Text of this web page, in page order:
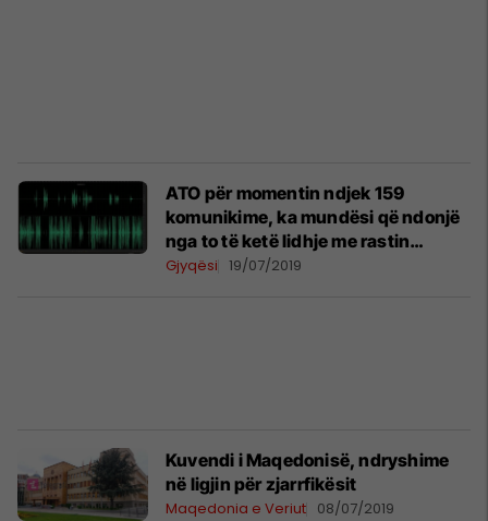
ATO për momentin ndjek 159
komunikime, ka mundësi që ndonjë
nga to të ketë lidhje me rastin
"Haraçi"
Gjyqësi 19/07/2019
Kuvendi i Maqedonisë, ndryshime
në ligjin për zjarrfikësit
Maqedonia e Veriut 08/07/2019